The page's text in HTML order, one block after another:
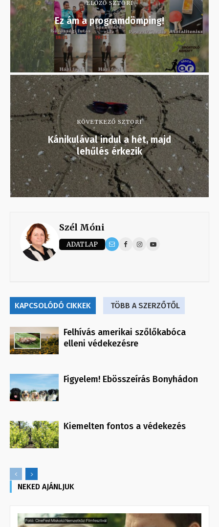
ELŐZŐ SZTORI
Ez ám a programdömping!
KÖVETKEZŐ SZTORI
Kánikulával indul a hét, majd
lehűlés érkezik
Szél Móni
ADATLAP
KAPCSOLÓDÓ CIKKEK TÖBB A SZERZŐTŐL
Felhívás amerikai szőlőkabóca
elleni védekezésre
Figyelem! Ebösszeírás Bonyhádon
Kiemelten fontos a védekezés
NEKED AJÁNLJUK